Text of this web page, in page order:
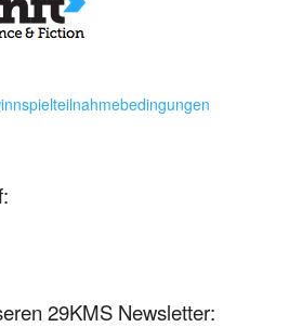
29KMS Newsletter: